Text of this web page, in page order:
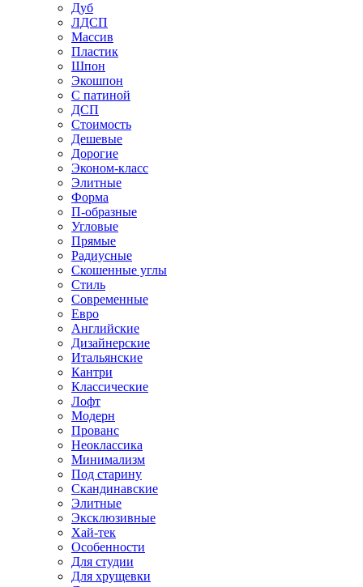
Дуб
ЛДСП
Массив
Пластик
Шпон
Экошпон
С патиной
ДСП
Стоимость
Дешевые
Дорогие
Эконом-класс
Элитные
Форма
П-образные
Угловые
Прямые
Радиусные
Скошенные углы
Стиль
Современные
Евро
Английские
Дизайнерские
Итальянские
Кантри
Классические
Лофт
Модерн
Прованс
Неоклассика
Минимализм
Под старину
Скандинавские
Элитные
Эксклюзивные
Хай-тек
Особенности
Для студии
Для хрущевки